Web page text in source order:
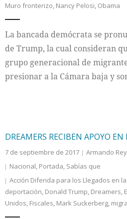
Muro fronterizo, Nancy Pelosi, Obama
La bancada demócrata se
de Trump, la cual consideran
grupo generacional de
presionar a la Cámara baja y
DREAMERS RECIBEN APOYO
7 de septiembre de 2017
Armando
Nacional, Portada, Sabías que
Acción Diferida para los Llegados en la
deportación, Donald Trump, Dreamers,
Unidos, Fiscales, Mark Suckerberg,